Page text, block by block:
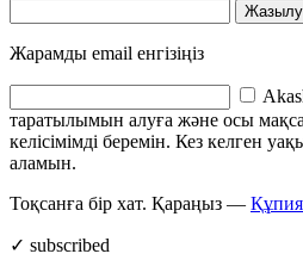
Жазылу
Жарамды email енгізіңіз
таратылымын алуға және осы
келісімімді беремін. Кез келген
аламын.
Тоқсанға бір хат. Қараңыз —
✓ subscribed